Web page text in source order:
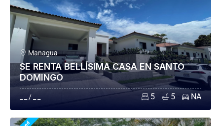
Managua
SE RENTA BELLÍSIMA CASA EN SANTO
DOMINGO
_ _ / _ _ 5 5 NA